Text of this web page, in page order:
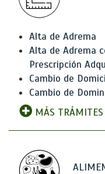
Alta de Adrema
Alta de Adrema
Prescripción
Cambio de
Cambio de
MÁS TRÁMITES